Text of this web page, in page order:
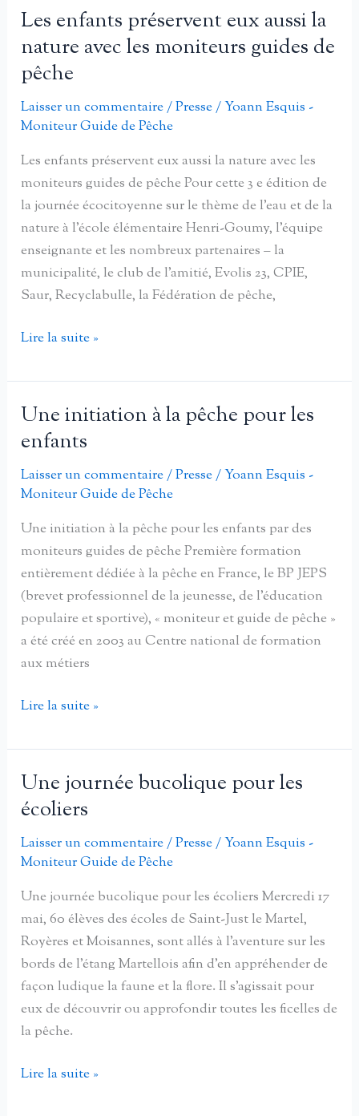
les
élèves
de
la
Ribe
par
moniteurs
guides
de
pêche
Les enfants préservent eux aussi la
nature avec les moniteurs guides de
pêche
Laisser un commentaire/Presse/Yoann Esquis -
Moniteur Guide de Pêche
Les enfants préservent eux aussi la nature avec les
moniteurs guides de pêche Pour cette 3 e édition de
la journée écocitoyenne sur le thème de l’eau et de la
nature à l’école élémentaire Henri-Goumy, l’équipe
enseignante et les nombreux partenaires – la
municipalité, le club de l’amitié, Evolis 23, CPIE,
Saur, Recyclabulle, la Fédération de pêche,
Les
préservent
eux
aussi
la
nature
avec
pêche
Lire la suite »
Une initiation à la pêche pour les
enfants
Laisser un commentaire/Presse/Yoann Esquis -
Moniteur Guide de Pêche
Une initiation à la pêche pour les enfants par des
moniteurs guides de pêche Première formation
entièrement dédiée à la pêche en France, le BP JEPS
(brevet professionnel de la jeunesse, de l’éducation
populaire et sportive), « moniteur et guide de pêche »
a été créé en 2003 au Centre national de formation
aux métiers
Une
à
la
pêche
pour
les
enfants
Lire la suite »
Une journée bucolique pour les
écoliers
Laisser un commentaire/Presse/Yoann Esquis -
Moniteur Guide de Pêche
Une journée bucolique pour les écoliers Mercredi 17
mai, 60 élèves des écoles de Saint-Just le Martel,
Royères et Moisannes, sont allés à l’aventure sur les
bords de l’étang Martellois afin d’en appréhender de
façon ludique la faune et la flore. Il s’agissait pour
eux de découvrir ou approfondir toutes les ficelles de
la pêche.
Une
Lire la suite »